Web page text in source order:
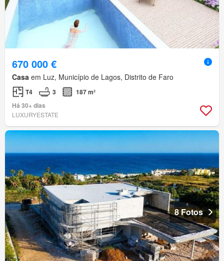
670 000 €
Casa em Luz, Município de Lagos, Distrito de Faro
T4 3
187 m²
Há 30+ dias
LUXURYESTATE
8 Fotos